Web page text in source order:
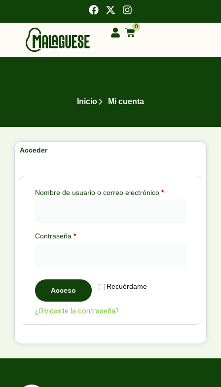
0
Inicio Mi cuenta
Acceder
Nombre de usuario o correo electrónico *
Contraseña *
Recuérdame
Acceso
¿Olvidaste la contraseña?